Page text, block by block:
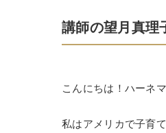
講師の望月真理
こんにちは！ハーネ
私はアメリカで子育